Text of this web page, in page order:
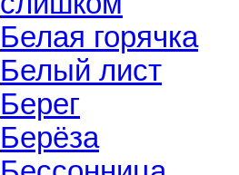
Белая горячка
Белый лист
Берег
Берёза